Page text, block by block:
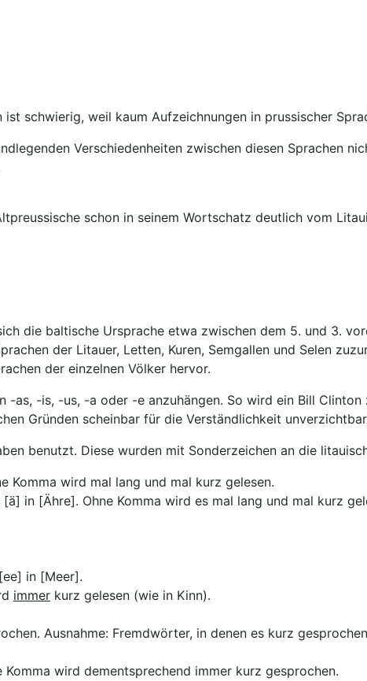
schwierig, weil kaum Aufzeichnungen in prussischer
Verschiedenheiten zwischen diesen Sprachen
schon in seinem Wortschatz deutlich vom
die baltische Ursprache etwa zwischen dem 5. und 3.
der Litauer, Letten, Kuren, Semgallen und Selen
der einzelnen Völker hervor.
as, -is, -us, -a oder -e anzuhängen. So wird ein Bill
Gründen scheinbar für die Verständlichkeit
benutzt. Diese wurden mit Sonderzeichen an die
Komma wird mal lang und mal kurz gelesen.
in [Ähre]. Ohne Komma wird es mal lang und mal kurz
in [Meer].
immer kurz gelesen (wie in Kinn).
Ausnahme: Fremdwörter, in denen es kurz
wird dementsprechend immer kurz gesprochen.